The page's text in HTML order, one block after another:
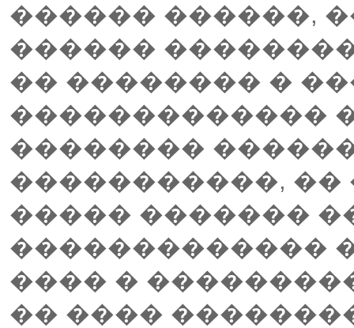
������ ������,
������
�� �������� �
�������������
��������
�����������,
����� �������
�������������
���� �
�� ����